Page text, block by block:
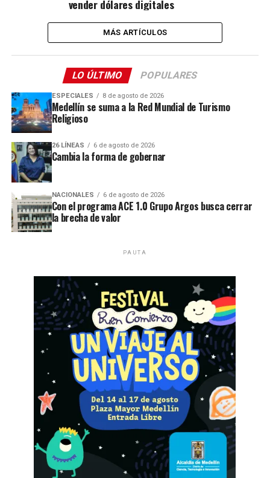
vender dólares digitales
MÁS ARTÍCULOS
LO ÚLTIMO POPULARES
ESPECIALES 8 de agosto de 2026
Medellín se suma a la Red Mundial de Turismo
Religioso
26 LÍNEAS 6 de agosto de 2026
Cambia la forma de gobernar
NACIONALES 6 de agosto de 2026
Con el programa ACE 1.0 Grupo Argos busca cerrar
la brecha de valor
PAUTA